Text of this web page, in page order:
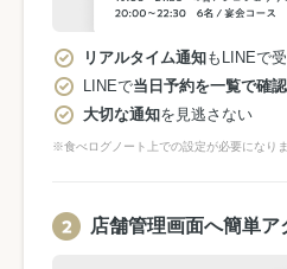
リアルタイム通知もLINEで
LINEで当日予約を一覧で確認
大切な通知を見逃さない
※食べログノート上での設定が必要になり
店舗管理画面へ簡単ア